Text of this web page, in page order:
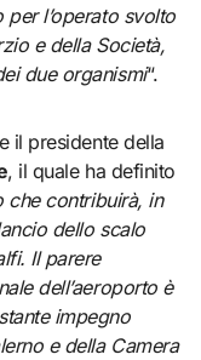
per l’operato svolto
e della Società,
due organismi“.
il presidente della
, il quale ha definito
che contribuirà, in
dello scalo
Il parere
dell’aeroporto è
impegno
e della Camera